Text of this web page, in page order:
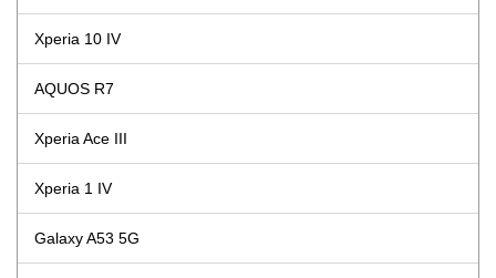
Xperia 10 IV
AQUOS R7
Xperia Ace III
Xperia 1 IV
Galaxy A53 5G